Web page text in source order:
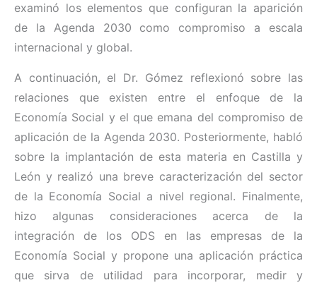
examinó los elementos que configuran la aparición
de la Agenda 2030 como compromiso a escala
internacional y global.
A continuación, el Dr. Gómez reflexionó sobre las
relaciones que existen entre el enfoque de la
Economía Social y el que emana del compromiso de
aplicación de la Agenda 2030. Posteriormente, habló
sobre la implantación de esta materia en Castilla y
León y realizó una breve caracterización del sector
de la Economía Social a nivel regional. Finalmente,
hizo algunas consideraciones acerca de la
integración de los ODS en las empresas de la
Economía Social y propone una aplicación práctica
que sirva de utilidad para incorporar, medir y